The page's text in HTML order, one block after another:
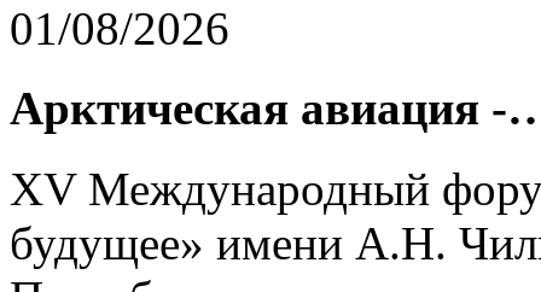
01/08/2026
Арктическая авиация -
XV Международный
будущее» имени А.Н.